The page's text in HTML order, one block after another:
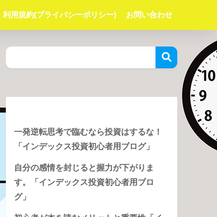
利用規約(プライバシーポリシー) お問い合わせ
一発逆転思考で臨むなら投資はするな！
「インデックス投資初心者用ブログ」
自分の感情を封じると握力が下がりま
す。「インデックス投資初心者用ブロ
グ」